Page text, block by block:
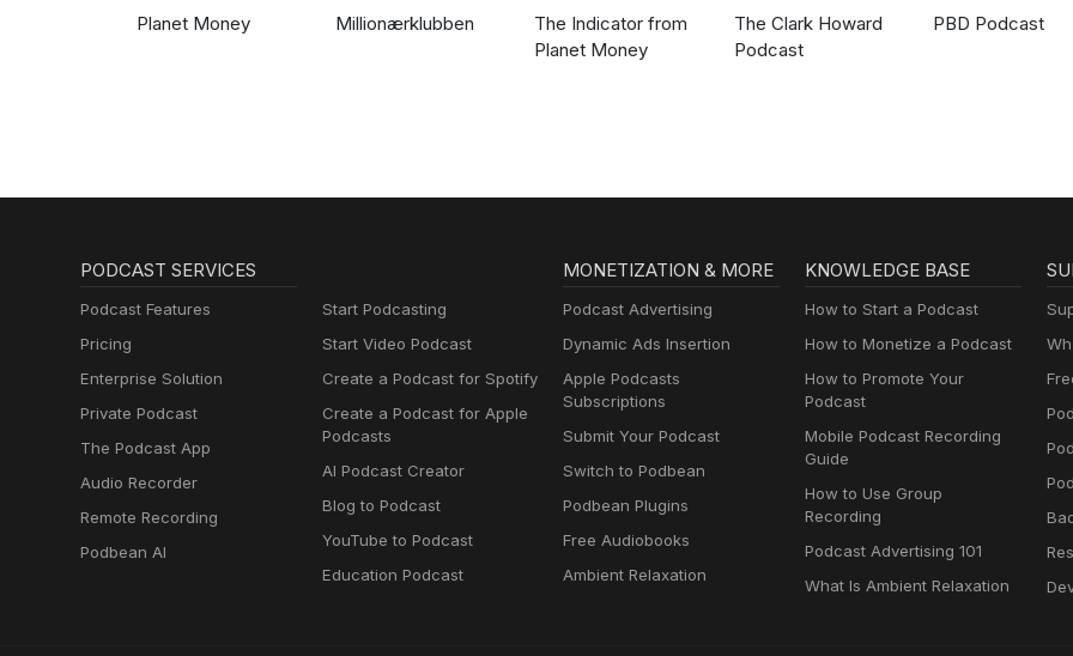
Planet Money Millionærklubben
The Indicator from
Planet Money
The Clark Howard
Podcast
PBD Podcast
PODCAST SERVICES
Podcast Features
Pricing
Enterprise Solution
Private Podcast
The Podcast App
Audio Recorder
Remote Recording
Podbean AI
Start Podcasting
Start Video Podcast
Create a Podcast for Spotify
Create a Podcast for Apple
Podcasts
AI Podcast Creator
Blog to Podcast
YouTube to Podcast
Education Podcast
MONETIZATION & MORE
Podcast Advertising
Dynamic Ads Insertion
Apple Podcasts
Subscriptions
Submit Your Podcast
Switch to Podbean
Podbean Plugins
Free Audiobooks
Ambient Relaxation
KNOWLEDGE BASE
How to Start a Podcast
How to Monetize a Podcast
How to Promote Your
Podcast
Mobile Podcast Recording
Guide
How to Use Group
Recording
Podcast Advertising 101
What Is Ambient Relaxation